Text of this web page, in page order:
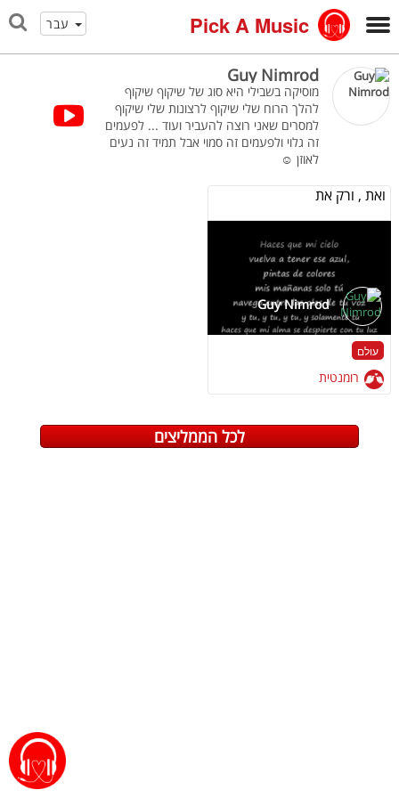
עבר Pick A Music
Guy Nimrod
מוסיקה בשבילי היא סוג של שיקוף שיקוף
להלך הרוח שלי שיקוף לרצונות שלי שיקוף
למסרים שאני רוצה להעביר ועוד ... לפעמים
זה גלוי ולפעמים זה סמוי אבל תמיד זה נעים
לאוזן ☺
ואת , ורק את
Guy Nimrod
עולם
רומנטית
לכל הממליצים